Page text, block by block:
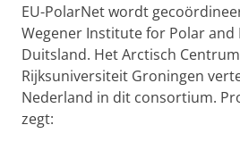
EU-PolarNet wordt
Wegener Institute for Polar and
Duitsland. Het Arctisch
Rijksuniversiteit Groningen
Nederland in dit consortium.
zegt: